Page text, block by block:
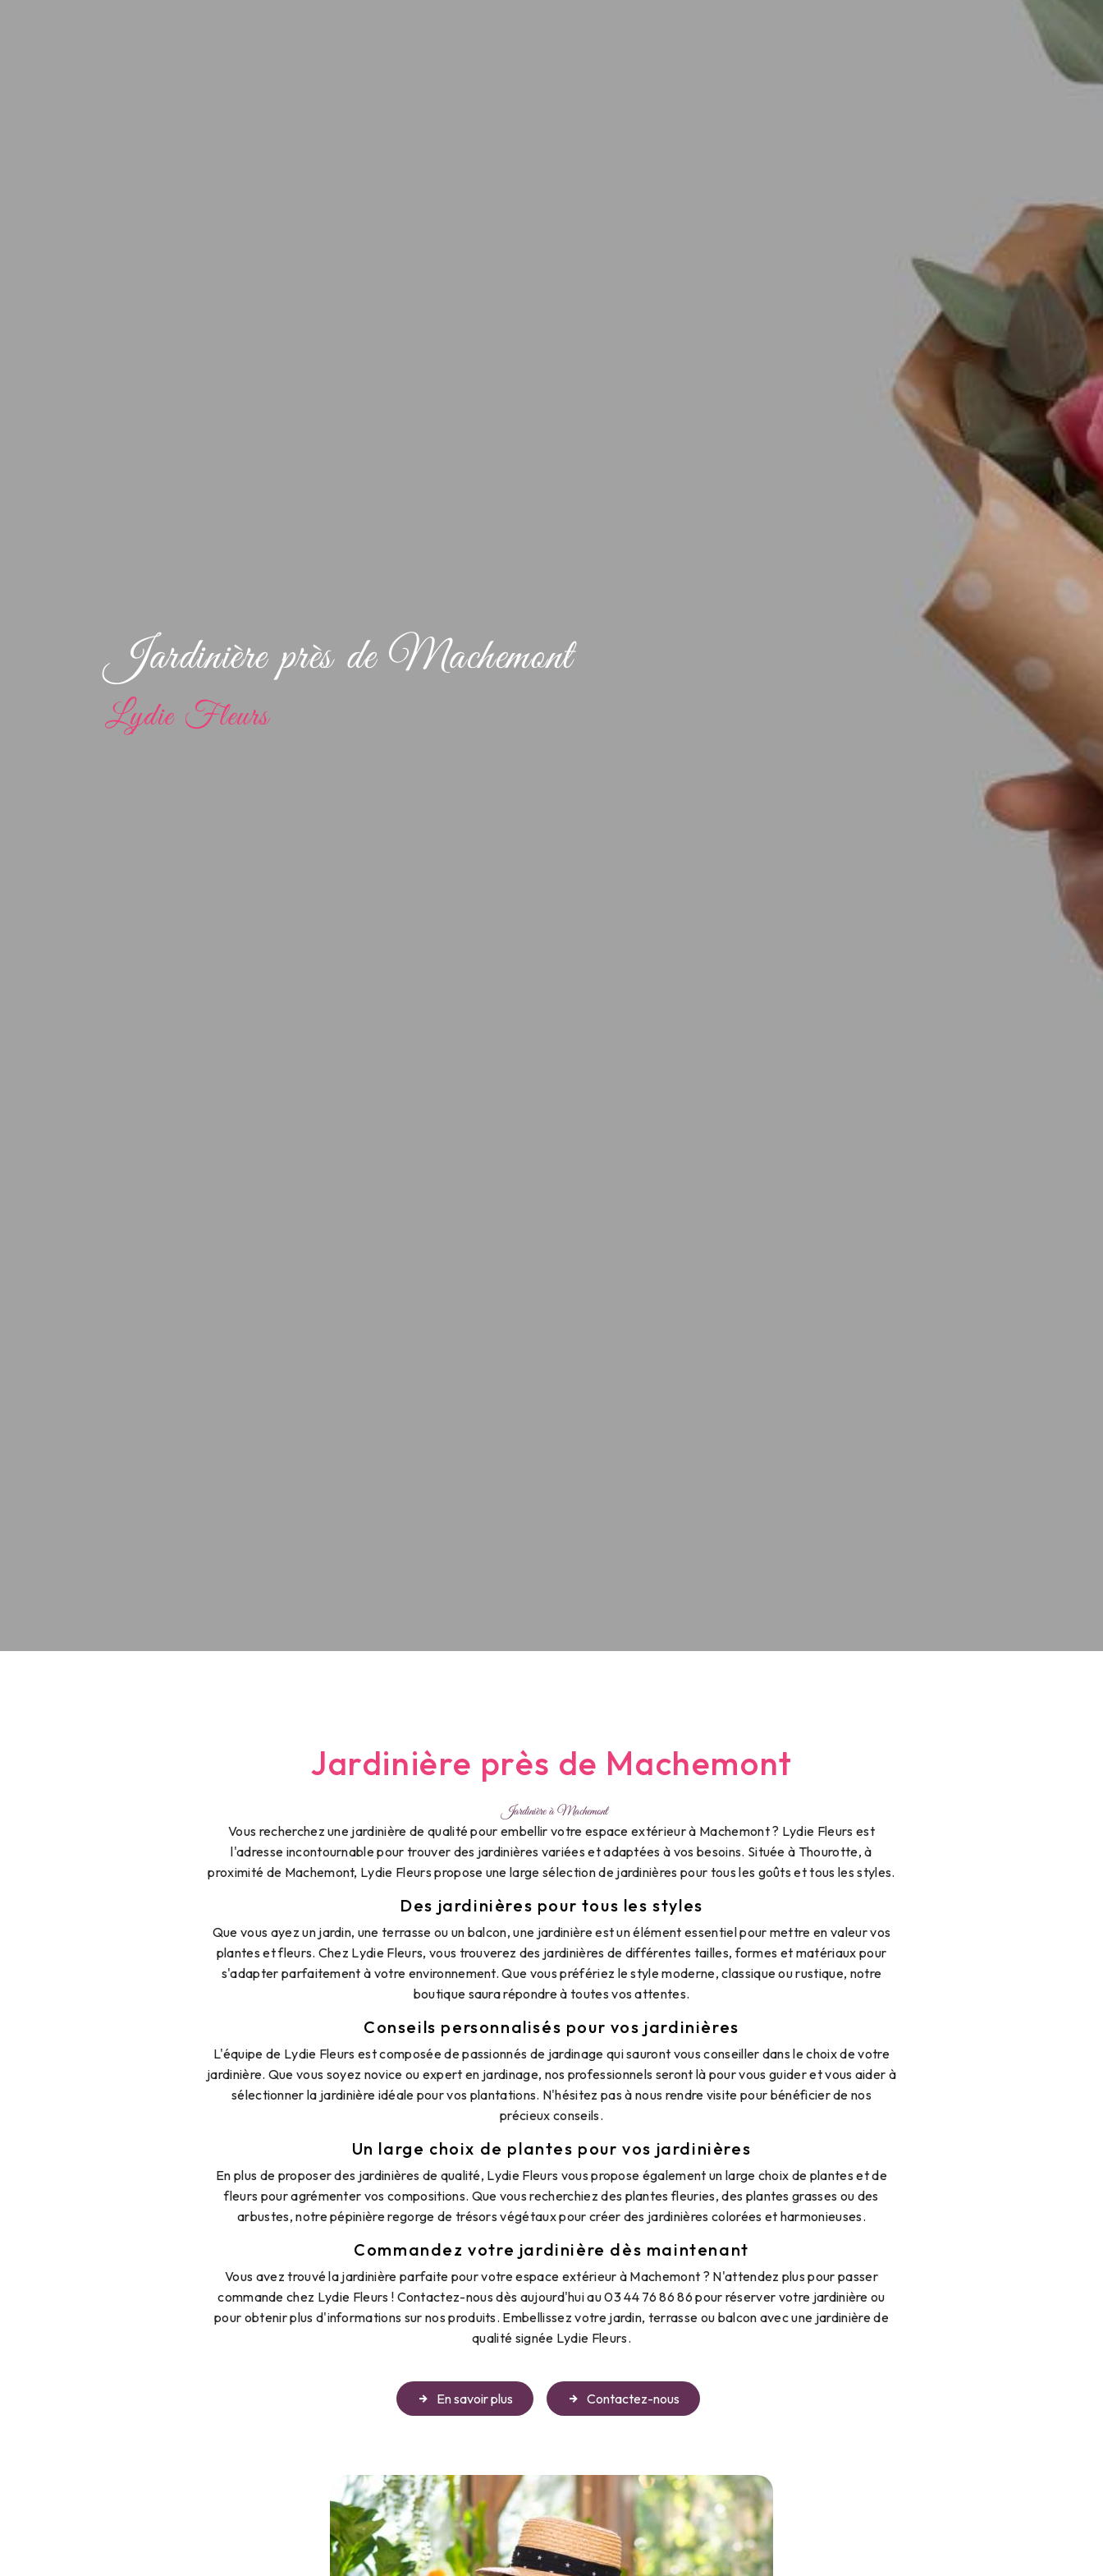
Jardinière près de Machemont
Lydie Fleurs
Jardinière près de Machemont
Jardinière à Machemont
Vous recherchez une jardinière de qualité pour embellir votre espace extérieur à Machemont ? Lydie Fleurs est
l'adresse incontournable pour trouver des jardinières variées et adaptées à vos besoins. Située à Thourotte, à
proximité de Machemont, Lydie Fleurs propose une large sélection de jardinières pour tous les goûts et tous les styles.
Des jardinières pour tous les styles
Que vous ayez un jardin, une terrasse ou un balcon, une jardinière est un élément essentiel pour mettre en valeur vos
plantes et fleurs. Chez Lydie Fleurs, vous trouverez des jardinières de différentes tailles, formes et matériaux pour
s'adapter parfaitement à votre environnement. Que vous préfériez le style moderne, classique ou rustique, notre
boutique saura répondre à toutes vos attentes.
Conseils personnalisés pour vos jardinières
L'équipe de Lydie Fleurs est composée de passionnés de jardinage qui sauront vous conseiller dans le choix de votre
jardinière. Que vous soyez novice ou expert en jardinage, nos professionnels seront là pour vous guider et vous aider à
sélectionner la jardinière idéale pour vos plantations. N'hésitez pas à nous rendre visite pour bénéficier de nos
précieux conseils.
Un large choix de plantes pour vos jardinières
En plus de proposer des jardinières de qualité, Lydie Fleurs vous propose également un large choix de plantes et de
fleurs pour agrémenter vos compositions. Que vous recherchiez des plantes fleuries, des plantes grasses ou des
arbustes, notre pépinière regorge de trésors végétaux pour créer des jardinières colorées et harmonieuses.
Commandez votre jardinière dès maintenant
Vous avez trouvé la jardinière parfaite pour votre espace extérieur à Machemont ? N'attendez plus pour passer
commande chez Lydie Fleurs ! Contactez-nous dès aujourd'hui au 03 44 76 86 86 pour réserver votre jardinière ou
pour obtenir plus d'informations sur nos produits. Embellissez votre jardin, terrasse ou balcon avec une jardinière de
qualité signée Lydie Fleurs.
En savoir plus Contactez-nous